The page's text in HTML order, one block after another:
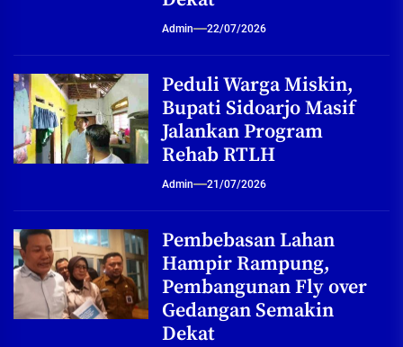
Admin 22/07/2026
Peduli Warga Miskin,
Bupati Sidoarjo Masif
Jalankan Program
Rehab RTLH
Admin 21/07/2026
Pembebasan Lahan
Hampir Rampung,
Pembangunan Fly over
Gedangan Semakin
Dekat